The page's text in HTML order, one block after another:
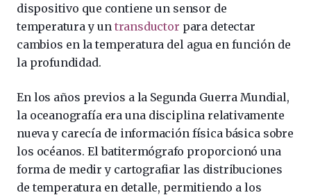
dispositivo que contiene un sensor de
temperatura y un transductor para detectar
cambios en la temperatura del agua en función de
la profundidad.
En los años previos a la Segunda Guerra Mundial,
la oceanografía era una disciplina relativamente
nueva y carecía de información física básica sobre
los océanos. El batitermógrafo proporcionó una
forma de medir y cartografiar las distribuciones
de temperatura en detalle, permitiendo a los